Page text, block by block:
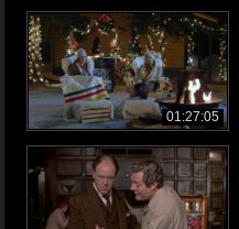
01:27:05